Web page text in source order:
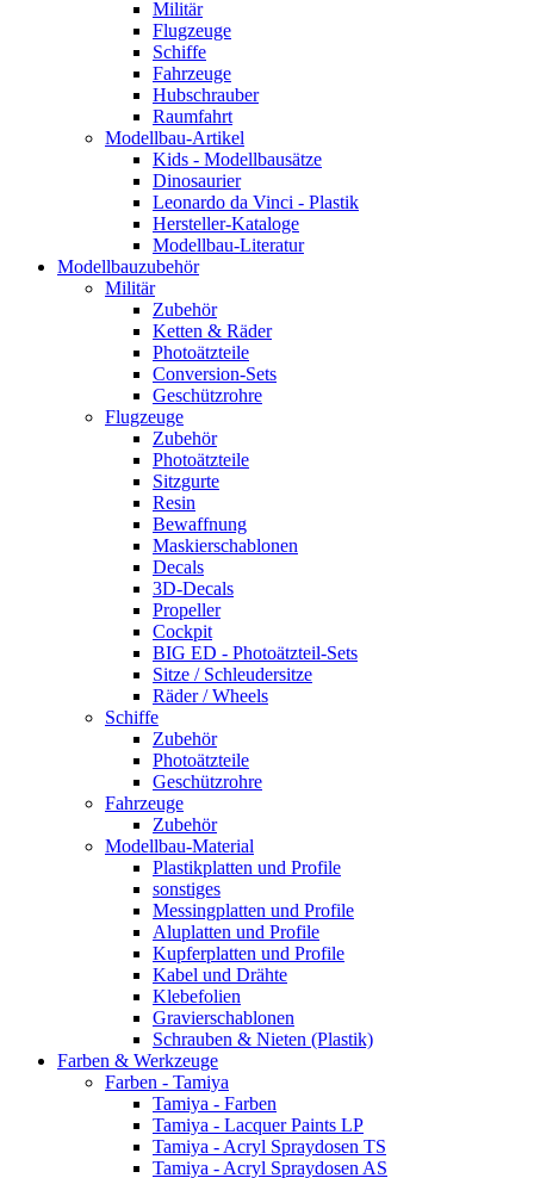
Militär
Flugzeuge
Schiffe
Fahrzeuge
Hubschrauber
Raumfahrt
Modellbau-Artikel
Kids - Modellbausätze
Dinosaurier
Leonardo da Vinci - Plastik
Hersteller-Kataloge
Modellbau-Literatur
Modellbauzubehör
Militär
Zubehör
Ketten & Räder
Photoätzteile
Conversion-Sets
Geschützrohre
Flugzeuge
Zubehör
Photoätzteile
Sitzgurte
Resin
Bewaffnung
Maskierschablonen
Decals
3D-Decals
Propeller
Cockpit
BIG ED - Photoätzteil-Sets
Sitze / Schleudersitze
Räder / Wheels
Schiffe
Zubehör
Photoätzteile
Geschützrohre
Fahrzeuge
Zubehör
Modellbau-Material
Plastikplatten und Profile
sonstiges
Messingplatten und Profile
Aluplatten und Profile
Kupferplatten und Profile
Kabel und Drähte
Klebefolien
Gravierschablonen
Schrauben & Nieten (Plastik)
Farben & Werkzeuge
Farben - Tamiya
Tamiya - Farben
Tamiya - Lacquer Paints LP
Tamiya - Acryl Spraydosen TS
Tamiya - Acryl Spraydosen AS